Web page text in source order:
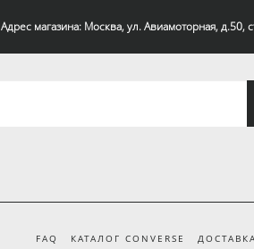
Адрес магазина: Москва, ул. Авиамоторная, д.50,
FAQ КАТАЛОГ CONVERSE